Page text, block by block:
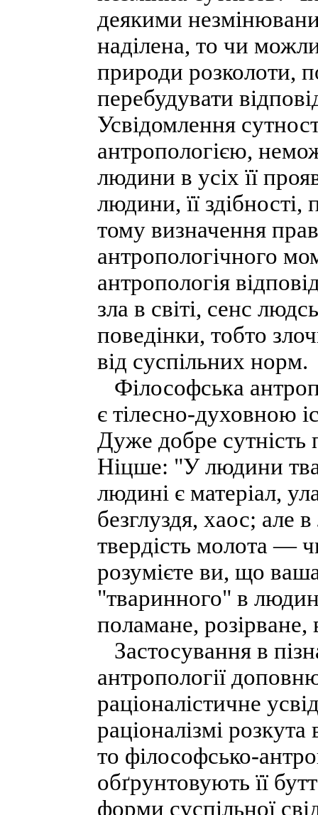
деякими
наділена, то чи
природи розколоти,
перебудувати
Усвідомлення
антропологією,
людини в усіх її
людини, її здібності,
тому визначення
антропологічного
антропологія
зла в світі, сенс
поведінки, тобто
від суспільних норм.
Філософська
є тілесно-духовною
Дуже добре
Ніцше: "У людини
людині є матеріал,
безглуздя, хаос; але
твердість молота —
розумієте ви, що
"тваринного" в
поламане,
Застосування в
антропології
раціоналістичне
раціоналізмі
то філософсько-
обґрунтовують її
форми суспільної